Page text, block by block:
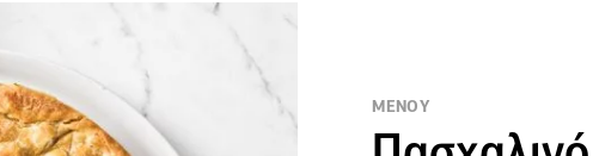
ΜΕΝΟΥ